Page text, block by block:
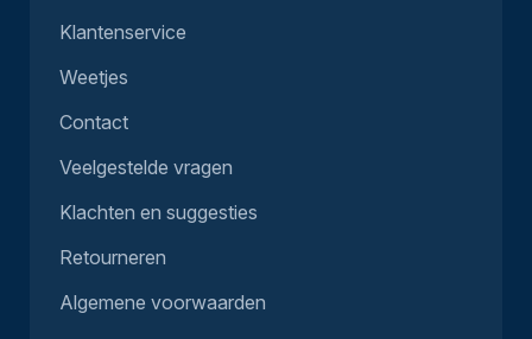
Klantenservice
Weetjes
Contact
Veelgestelde vragen
Klachten en suggesties
Retourneren
Algemene voorwaarden